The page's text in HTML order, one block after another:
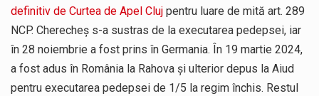
definitiv de Curtea de Apel Cluj pentru luare de mită art. 289
NCP. Cherecheș s-a sustras de la executarea pedepsei, iar
în 28 noiembrie a fost prins în Germania. În 19 martie 2024,
a fost adus în România la Rahova și ulterior depus la Aiud
pentru executarea pedepsei de 1/5 la regim închis. Restul